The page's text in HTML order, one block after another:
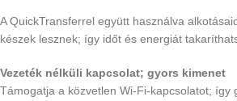
A QuickTransferrel együtt használva
készek lesznek; így időt és energiát
Vezeték nélküli kapcsolat; gyors kimenet
Támogatja a közvetlen Wi-Fi-kapcsolatot; így